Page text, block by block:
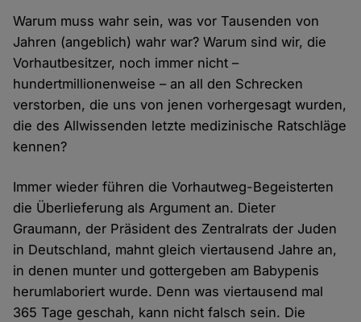
Warum muss wahr sein, was vor Tausenden von
Jahren (angeblich) wahr war? Warum sind wir, die
Vorhautbesitzer, noch immer nicht –
hundertmillionenweise – an all den Schrecken
verstorben, die uns von jenen vorhergesagt wurden,
die des Allwissenden letzte medizinische Ratschläge
kennen?
Immer wieder führen die Vorhautweg-Begeisterten
die Überlieferung als Argument an. Dieter
Graumann, der Präsident des Zentralrats der Juden
in Deutschland, mahnt gleich viertausend Jahre an,
in denen munter und gottergeben am Babypenis
herumlaboriert wurde. Denn was viertausend mal
365 Tage geschah, kann nicht falsch sein. Die